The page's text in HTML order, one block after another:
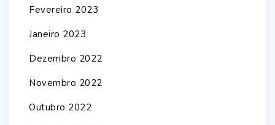
Fevereiro 2023
Janeiro 2023
Dezembro 2022
Novembro 2022
Outubro 2022